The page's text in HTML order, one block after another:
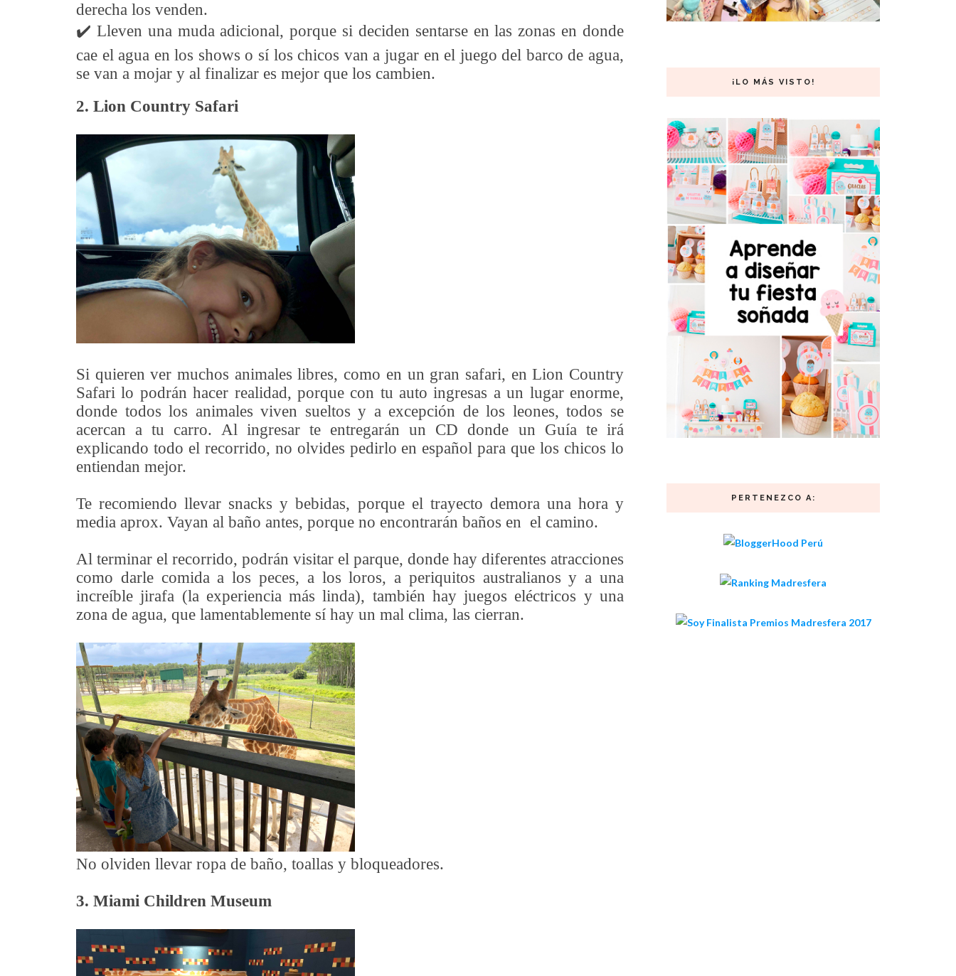
derecha los venden.
✔️ Lleven una muda adicional, porque si deciden sentarse en las zonas en donde
cae el agua en los shows o sí los chicos van a jugar en el juego del barco de agua,
se van a mojar y al finalizar es mejor que los cambien.
2. Lion Country Safari
Si quieren ver muchos animales libres, como en un gran safari, en Lion Country
Safari lo podrán hacer realidad, porque con tu auto ingresas a un lugar enorme,
donde todos los animales viven sueltos y a excepción de los leones, todos se
acercan a tu carro. Al ingresar te entregarán un CD donde un Guía te irá
explicando todo el recorrido, no olvides pedirlo en español para que los chicos lo
entiendan mejor.
Te recomiendo llevar snacks y bebidas, porque el trayecto demora una hora y
media aprox. Vayan al baño antes, porque no encontrarán baños en el camino.
Al terminar el recorrido, podrán visitar el parque, donde hay diferentes atracciones
como darle comida a los peces, a los loros, a periquitos australianos y a una
increíble jirafa (la experiencia más linda), también hay juegos eléctricos y una
zona de agua, que lamentablemente sí hay un mal clima, las cierran.
No olviden llevar ropa de baño, toallas y bloqueadores.
3. Miami Children Museum
¡LO MÁS VISTO!
PERTENEZCO A: